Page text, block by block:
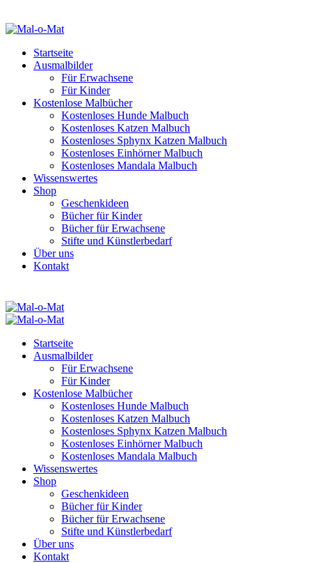
Startseite
Ausmalbilder
Für Erwachsene
Für Kinder
Kostenlose Malbücher
Kostenloses Hunde Malbuch
Kostenloses Katzen Malbuch
Kostenloses Sphynx Katzen Malbuch
Kostenloses Einhörner Malbuch
Kostenloses Mandala Malbuch
Wissenswertes
Shop
Geschenkideen
Bücher für Kinder
Bücher für Erwachsene
Stifte und Künstlerbedarf
Über uns
Kontakt
Startseite
Ausmalbilder
Für Erwachsene
Für Kinder
Kostenlose Malbücher
Kostenloses Hunde Malbuch
Kostenloses Katzen Malbuch
Kostenloses Sphynx Katzen Malbuch
Kostenloses Einhörner Malbuch
Kostenloses Mandala Malbuch
Wissenswertes
Shop
Geschenkideen
Bücher für Kinder
Bücher für Erwachsene
Stifte und Künstlerbedarf
Über uns
Kontakt